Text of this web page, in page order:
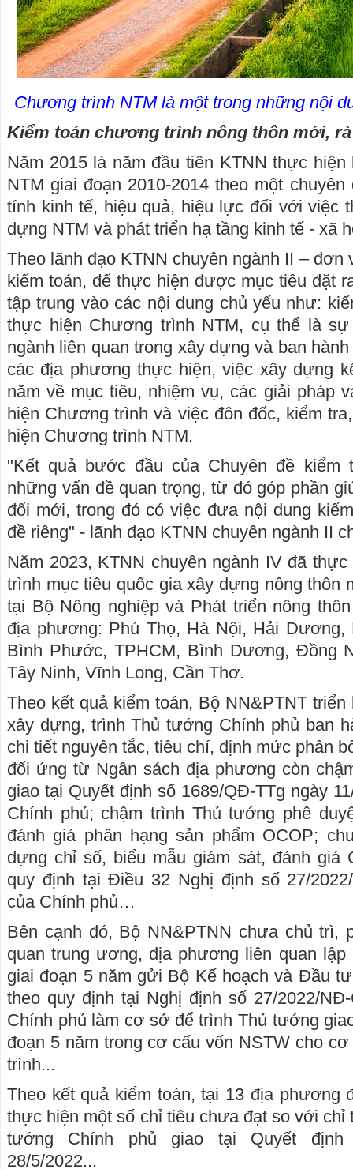
Chương trình NTM là một trong những nội
Kiểm toán chương trình nông thôn mới,
Năm 2015 là năm đầu tiên KTNN thực
NTM giai đoạn 2010-2014 theo một
tính kinh tế, hiệu quả, hiệu lực đối với việc
dựng NTM và phát triển hạ tầng kinh tế - xã
Theo lãnh đạo KTNN chuyên ngành II –
kiểm toán, để thực hiện được mục tiêu đặt
tập trung vào các nội dung chủ yếu như:
thực hiện Chương trình NTM, cụ thể là
ngành liên quan trong xây dựng và ban
các địa phương thực hiện, việc xây dựng
năm về mục tiêu, nhiệm vụ, các giải pháp
hiện Chương trình và việc đôn đốc, kiểm
hiện Chương trình NTM.
"Kết quả bước đầu của Chuyên đề
những vấn đề quan trọng, từ đó góp phần
đổi mới, trong đó có việc đưa nội dung
đề riêng" - lãnh đạo KTNN chuyên ngành II
Năm 2023, KTNN chuyên ngành IV đã
trình mục tiêu quốc gia xây dựng nông thôn
tại Bộ Nông nghiệp và Phát triển nông
địa phương: Phú Thọ, Hà Nội, Hải Dương,
Bình Phước, TPHCM, Bình Dương, Đồng
Tây Ninh, Vĩnh Long, Cần Thơ.
Theo kết quả kiểm toán, Bộ NN&PTNT
xây dựng, trình Thủ tướng Chính phủ ban
chi tiết nguyên tắc, tiêu chí, định mức phân
đối ứng từ Ngân sách địa phương còn
giao tại Quyết định số 1689/QĐ-TTg ngày
Chính phủ; chậm trình Thủ tướng phê
đánh giá phân hạng sản phẩm OCOP;
dựng chỉ số, biểu mẫu giám sát, đánh giá
quy định tại Điều 32 Nghị định số 27/
của Chính phủ…
Bên cạnh đó, Bộ NN&PTNN chưa chủ trì,
quan trung ương, địa phương liên quan
giai đoạn 5 năm gửi Bộ Kế hoạch và Đầu
theo quy định tại Nghị định số 27/2022/
Chính phủ làm cơ sở để trình Thủ tướng
đoạn 5 năm trong cơ cấu vốn NSTW cho
trình...
Theo kết quả kiểm toán, tại 13 địa phương
thực hiện một số chỉ tiêu chưa đạt so với
tướng Chính phủ giao tại Quyết định
28/5/2022...